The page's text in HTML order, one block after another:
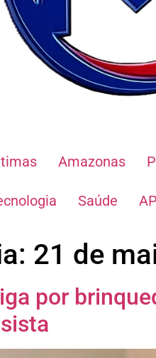
Amazonas
Saúde
21 de
por